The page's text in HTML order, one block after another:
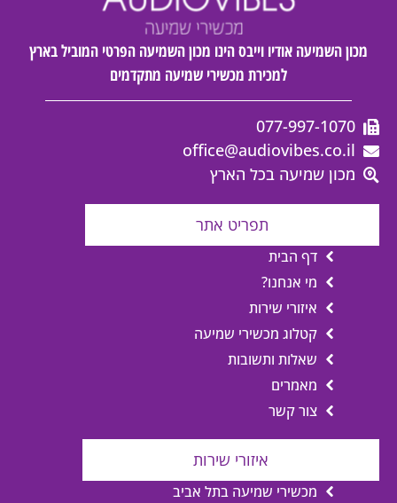
מכון השמיעה אודיו וייבס הינו מכון השמיעה הפרטי המוביל בארץ
למכירת מכשירי שמיעה מתקדמים
077-997-1070
office@audiovibes.co.il
מכון שמיעה בכל הארץ
תפריט אתר
דף הבית
מי אנחנו?
איזורי שירות
קטלוג מכשירי שמיעה
שאלות ותשובות
מאמרים
צור קשר
איזורי שירות
מכשירי שמיעה בתל אביב